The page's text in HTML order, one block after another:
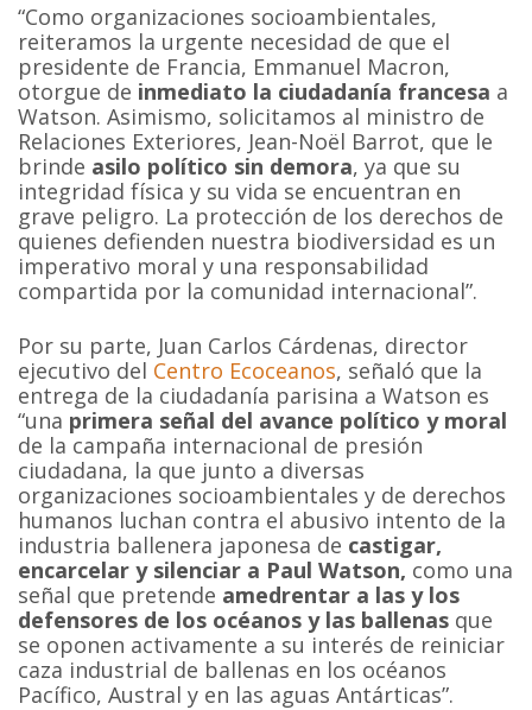
“Como organizaciones socioambientales,
reiteramos la urgente necesidad de que el
presidente de Francia, Emmanuel Macron,
otorgue de inmediato la ciudadanía francesa a
Watson. Asimismo, solicitamos al ministro de
Relaciones Exteriores, Jean-Noël Barrot, que le
brinde asilo político sin demora, ya que su
integridad física y su vida se encuentran en
grave peligro. La protección de los derechos de
quienes defienden nuestra biodiversidad es un
imperativo moral y una responsabilidad
compartida por la comunidad internacional”.
Por su parte, Juan Carlos Cárdenas, director
ejecutivo del Centro Ecoceanos, señaló que la
entrega de la ciudadanía parisina a Watson es
“una primera señal del avance político y moral
de la campaña internacional de presión
ciudadana, la que junto a diversas
organizaciones socioambientales y de derechos
humanos luchan contra el abusivo intento de la
industria ballenera japonesa de castigar,
encarcelar y silenciar a Paul Watson, como una
señal que pretende amedrentar a las y los
defensores de los océanos y las ballenas que
se oponen activamente a su interés de reiniciar
caza industrial de ballenas en los océanos
Pacífico, Austral y en las aguas Antárticas”.